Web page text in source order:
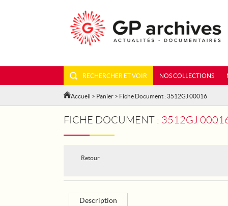
RECHERCHER ET VOIR NOS COLLECTIONS
Accueil > Panier > Fiche Document : 3512GJ 00016
FICHE DOCUMENT : 3512GJ 00016 - LA
Retour
Description